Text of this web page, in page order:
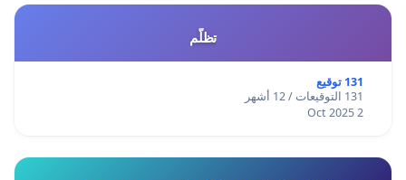
تظلّم
131 توقيع
131 التوقيعات / 12 أشهر
2 Oct 2025